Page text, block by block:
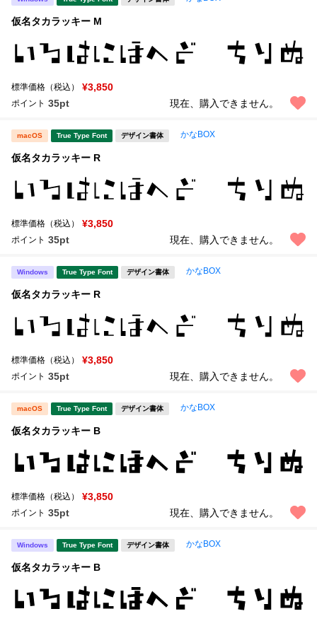
仮名タカラッキー M
標準価格（税込） ¥3,850
ポイント 35pt 現在、購入できません。
macOS True Type Font デザイン書体 かなBOX
仮名タカラッキー R
標準価格（税込） ¥3,850
ポイント 35pt 現在、購入できません。
Windows True Type Font デザイン書体 かなBOX
仮名タカラッキー R
標準価格（税込） ¥3,850
ポイント 35pt 現在、購入できません。
macOS True Type Font デザイン書体 かなBOX
仮名タカラッキー B
標準価格（税込） ¥3,850
ポイント 35pt 現在、購入できません。
Windows True Type Font デザイン書体 かなBOX
仮名タカラッキー B